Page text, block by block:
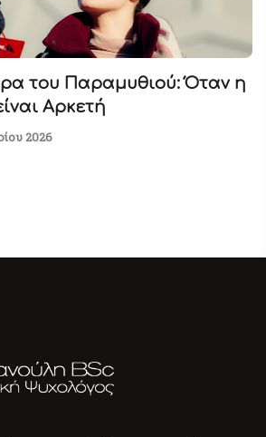
του Παραμυθιού: Όταν η
Αρκετή
2026